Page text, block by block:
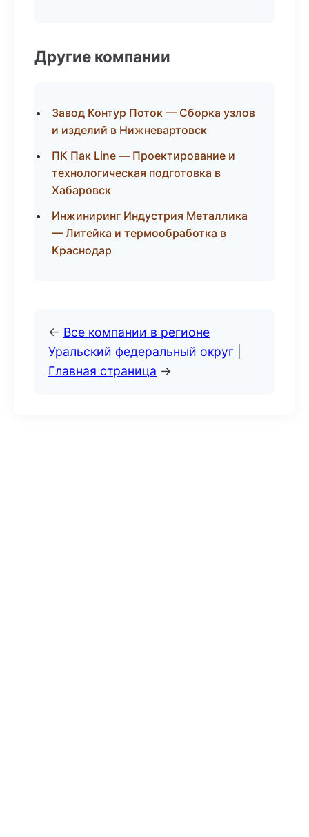
Другие компании
Завод Контур Поток — Сборка узлов
и изделий в Нижневартовск
ПК Пак Line — Проектирование и
технологическая подготовка в
Хабаровск
Инжиниринг Индустрия Металлика
— Литейка и термообработка в
Краснодар
← Все компании в регионе
Уральский федеральный округ
Главная страница →